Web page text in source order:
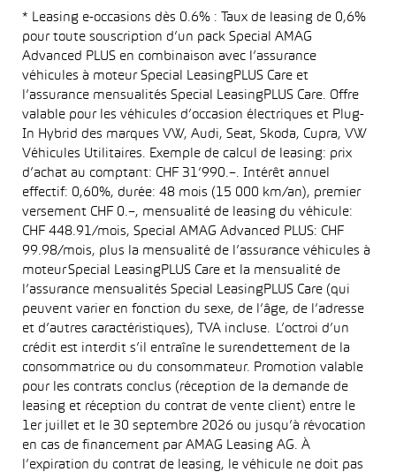
* Leasing e-occasions dès 0.6% : Taux de leasing de 0,6%
pour toute souscription d’un pack Special AMAG
Advanced PLUS en combinaison avec l’assurance
véhicules à moteur Special LeasingPLUS Care et
l’assurance mensualités Special LeasingPLUS Care. Offre
valable pour les véhicules d’occasion électriques et Plug-
In Hybrid des marques VW, Audi, Seat, Skoda, Cupra, VW
Véhicules Utilitaires. Exemple de calcul de leasing: prix
d’achat au comptant: CHF 31’990.–. Intérêt annuel
effectif: 0,60%, durée: 48 mois (15 000 km/an), premier
versement CHF 0.–, mensualité de leasing du véhicule:
CHF 448.91/mois, Special AMAG Advanced PLUS: CHF
99.98/mois, plus la mensualité de l’assurance véhicules à
moteur Special LeasingPLUS Care et la mensualité de
l’assurance mensualités Special LeasingPLUS Care (qui
peuvent varier en fonction du sexe, de l’âge, de l’adresse
et d’autres caractéristiques), TVA incluse. L’octroi d’un
crédit est interdit s’il entraîne le surendettement de la
consommatrice ou du consommateur. Promotion valable
pour les contrats conclus (réception de la demande de
leasing et réception du contrat de vente client) entre le
1er juillet et le 30 septembre 2026 ou jusqu’à révocation
en cas de financement par AMAG Leasing AG. À
l’expiration du contrat de leasing, le véhicule ne doit pas